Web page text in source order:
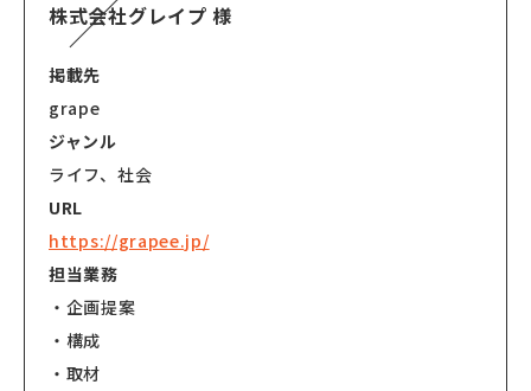
株式会社グレイプ 様
掲載先
grape
ジャンル
ライフ、社会
URL
https://grapee.jp/
担当業務
・企画提案
・構成
・取材